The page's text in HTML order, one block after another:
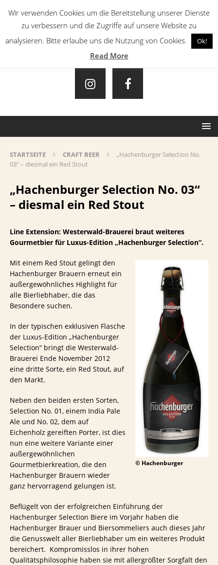
STARTSEITE CRAFT BEER
„Hachenburger Selection No.
03“ – diesmal ein Red Stout
„Hachenburger Selection No. 03“
– diesmal ein Red Stout
Line Extension: Westerwald-Brauerei braut weiteres
Gourmetbier für Luxus-Edition „Hachenburger Selection“.
© Hachenburger
Mit einem Red Stout gelingt den
Hachenburger Brauern erneut ein
außergewöhnliches Highlight für
alle Bierliebhaber, die das
Besondere suchen.
In der typischen exklusiven Flasche
der Luxus-Edition „Hachenburger
Selection“ bringt die Westerwald-
Brauerei Ende November 2012
eine dritte Sorte, ein Red Stout, auf
den Markt.
Neben den beiden ersten Sorten,
Selection No. 01, einem India Pale
Ale und No. 02, dem auf
Eichenholz gereiften Porter, ist dies
nun eine weitere Variante einer
außergewöhnlichen
Gourmetbierkreation, die den
Hachenburger Brauern wieder
ganz hervorragend gelungen ist.
Beflügelt von der erfolgreichen Einführung der
Hachenburger Selection Biere im Vorjahr haben die
Hachenburger Brauer und Biersommeliers auch dieses Jahr
die Genusswelt aller Bierliebhaber um ein weiteres Produkt
bereichert. Kompromisslos in ihrer hohen
Qualitätsphilosophie haben sie mit allergrößter Sorgfalt den
Wir verwenden Cookies um die Bereitstellung unserer Dienste
zu verbessern und die Zugriffe auf unsere Website zu
analysieren. Bitte erlaube uns die Nutzung von Cookies.
Ok!
Read More